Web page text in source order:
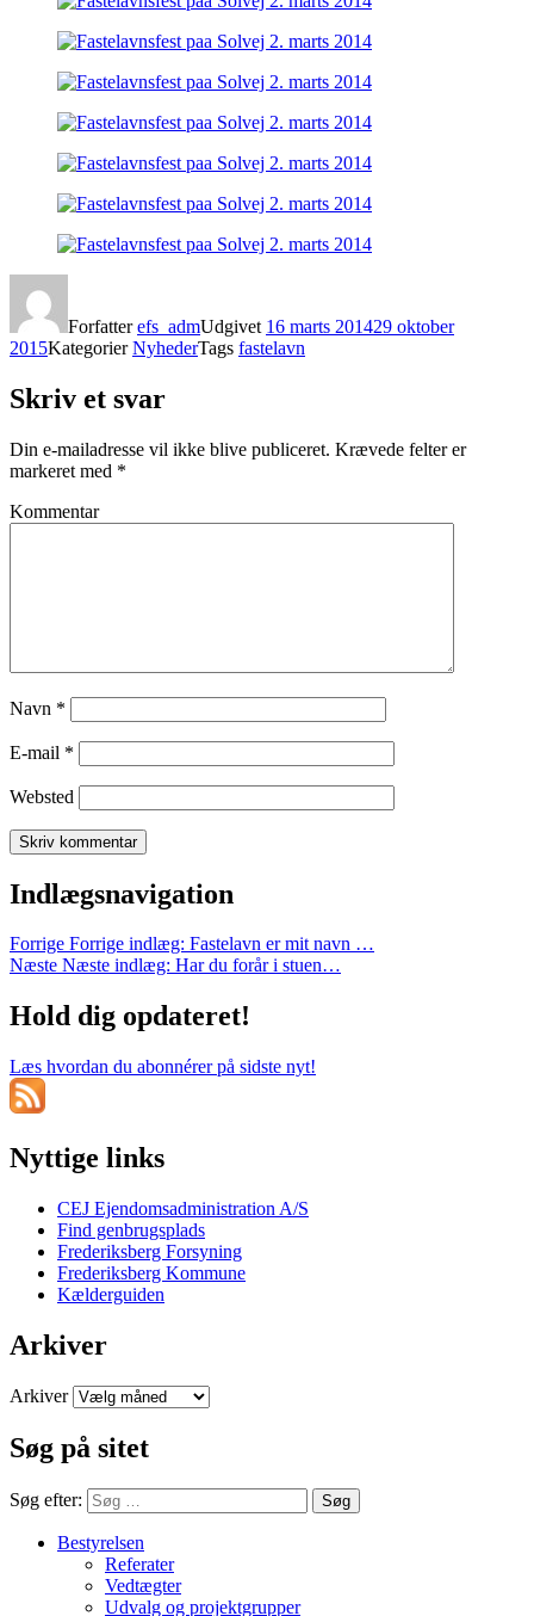
Forfatterefs_admUdgivet 16 marts 201429 oktober
2015KategorierNyhederTags fastelavn
Skriv et svar
Din e-mailadresse vil ikke blive publiceret. Krævede felter er
markeret med *
Kommentar
Navn *
E-mail *
Websted
Indlægsnavigation
Forrige Forrige indlæg: Fastelavn er mit navn …
Næste Næste indlæg: Har du forår i stuen…
Hold dig opdateret!
Læs hvordan du abonnérer på sidste nyt!
Nyttige links
CEJ Ejendomsadministration A/S
Find genbrugsplads
Frederiksberg Forsyning
Frederiksberg Kommune
Kælderguiden
Arkiver
Arkiver
Søg på sitet
Søg efter: Søg
Bestyrelsen
Referater
Vedtægter
Udvalg og projektgrupper